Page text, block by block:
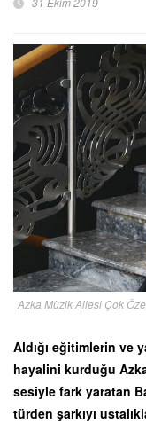
Azka Müzik Ailesi Çok
Aldığı eğitimlerin ve
hayalini kurduğu
sesiyle fark yaratan
türden şarkıyı